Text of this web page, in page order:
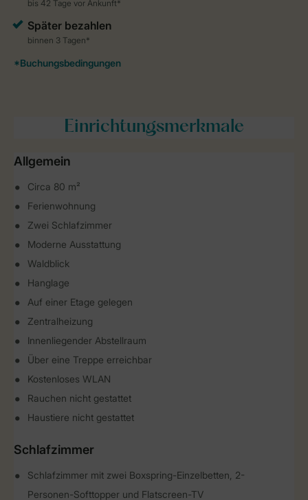
Einrichtungsmerkmale
Allgemein
Circa 80 m²
Ferienwohnung
Zwei Schlafzimmer
Moderne Ausstattung
Waldblick
Hanglage
Auf einer Etage gelegen
Zentralheizung
Innenliegender Abstellraum
Über eine Treppe erreichbar
Kostenloses WLAN
Rauchen nicht gestattet
Haustiere nicht gestattet
Schlafzimmer
Schlafzimmer mit zwei Boxspring-Einzelbetten, 2-
Personen-Softtopper und Flatscreen-TV